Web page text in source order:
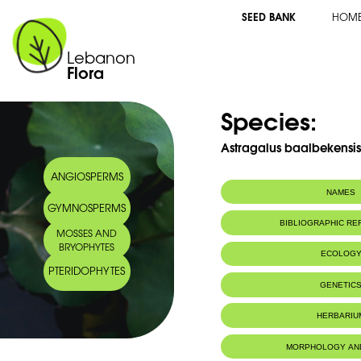
Lebanon
Flora
SEED BANK
ANGIOSPERMS
GYMNOSPERMS
MOSSES AND
BRYOPHYTES
PTERIDOPHYTES
Species:
Astragalus
NAMES
Arabic name: أسترغالس بعلبكي
BIBLIOGRAPHIC
ECOLOGY
Lebanon
MORPHOLOGY